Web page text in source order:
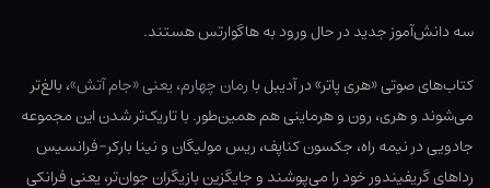
سه دانش‌آموز جدید در حال ورود به هاگوارتس هستند.
کتاب‌های صوتی «هری پاتر» در آدیبل با رمان چهارم، یعنی «جام آتش»، بالغ‌تر
می‌شوند و هری، رون و هرماینی هم همین‌طور. با تاریک‌تر شدن این مجموعه
جادویی در نیمه راه، جکسون کناپف، ریس مولیگان و نینا بارکر-فرانسیس
رداهای گریفیندور خود را می‌پوشند و جایگزین بازیگران جوان‌تر، یعنی فرانکی